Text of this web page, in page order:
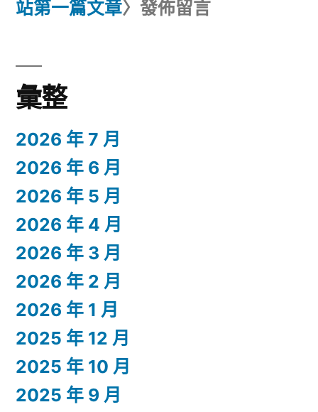
站第一篇文章〉發佈留言
彙整
2026 年 7 月
2026 年 6 月
2026 年 5 月
2026 年 4 月
2026 年 3 月
2026 年 2 月
2026 年 1 月
2025 年 12 月
2025 年 10 月
2025 年 9 月